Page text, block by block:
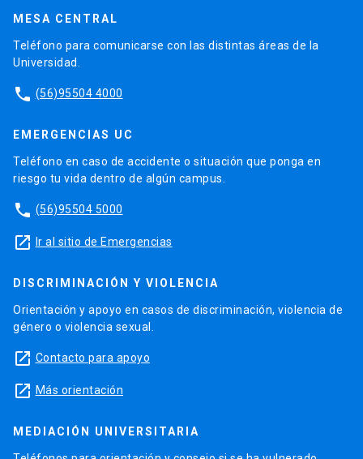
MESA CENTRAL
Teléfono para comunicarse con las distintas áreas de la
Universidad.
phone (56)95504 4000
EMERGENCIAS UC
Teléfono en caso de accidente o situación que ponga en
riesgo tu vida dentro de algún campus.
phone (56)95504 5000
launch Ir al sitio de Emergencias
DISCRIMINACIÓN Y VIOLENCIA
Orientación y apoyo en casos de discriminación, violencia de
género o violencia sexual.
launch Contacto para apoyo
launch Más orientación
MEDIACIÓN UNIVERSITARIA